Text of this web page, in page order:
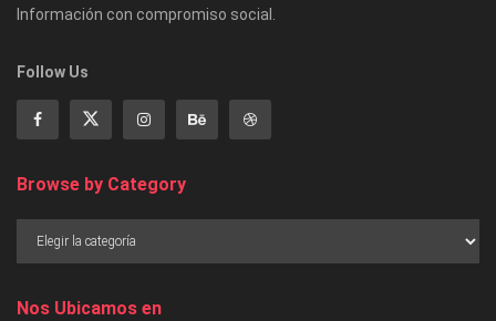
Información con compromiso social.
Follow Us
Browse by Category
Nos Ubicamos en